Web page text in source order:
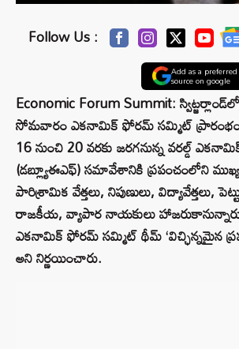
Follow Us :
Add as a preferred
source on google
Economic Forum Summit:
సోమవారం ఎకనామిక్ ఫోరమ్ సమ్మిట్ ప్రారంభం
16 నుంచి 20 వరకు జరగనున్న వరల్డ్
(డబ్ల్యూఈఎఫ్) సమావేశానికి ప్రపంచంలోని
పారిశ్రామిక వేత్తలు, నిపుణులు, విద్యావేత్తలు,
రాజకీయ, వ్యాపార నాయకులు
ఎకనామిక్ ఫోరమ్ సమ్మిట్ థీమ్‌ ‘విచ్ఛిన్నమైన
అని నిర్ణయించారు.